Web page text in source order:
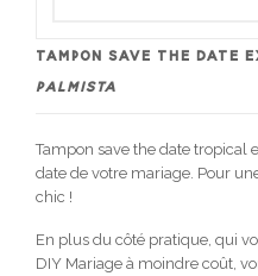
TAMPON SAVE THE DATE
PALMISTA
Tampon save the date tropical
date de votre mariage. Pour
chic !
En plus du côté pratique, qui
DIY Mariage à moindre coût,